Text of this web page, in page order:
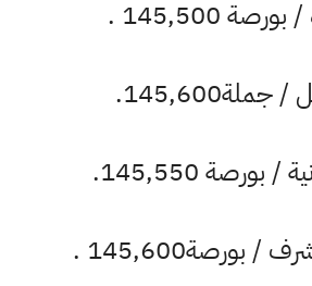
145,500 .
بورصة 145,550.
بورصة145,600 .